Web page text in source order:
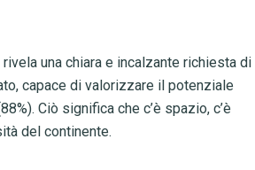
una chiara e incalzante richiesta di
capace di valorizzare il potenziale
Ciò significa che c’è spazio, c’è
del continente.